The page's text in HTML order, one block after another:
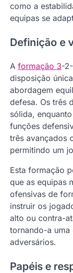
como a
equipas se
Definição e
A formação 3-
disposição única
abordagem
defesa. Os três
sólida,
funções
três avançados
permitindo um
Esta formação
que as equipas
ofensivas de
instruir os
alto ou contra-
tornando-a uma
adversários.
Papéis e